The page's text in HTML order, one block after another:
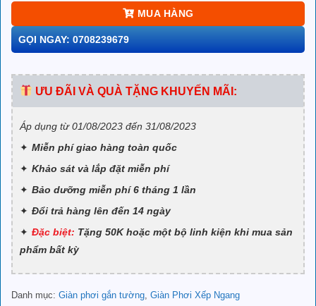
MUA HÀNG
GỌI NGAY: 0708239679
ƯU ĐÃI VÀ QUÀ TẶNG KHUYẾN MÃI:
Áp dụng từ 01/08/2023 đến 31/08/2023
Miễn phí giao hàng toàn quốc
Khảo sát và lắp đặt miễn phí
Bảo dưỡng miễn phí 6 tháng 1 lần
Đổi trả hàng lên đến 14 ngày
Đặc biệt: Tặng 50K hoặc một bộ linh kiện khi mua sản
phẩm bất kỳ
Danh mục: Giàn phơi gắn tường Giàn Phơi Xếp Ngang